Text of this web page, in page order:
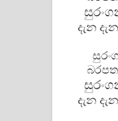
දැන
දැන